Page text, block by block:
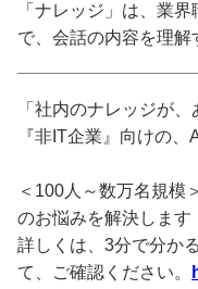
「ナレッジ」は、業
で、会話の内容を理解
「社内のナレッジが
『非IT企業』向けの、
＜100人～数万名規模
のお悩みを解決します
詳しくは、3分で分か
て、ご確認ください。